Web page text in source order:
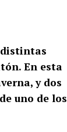
En esta
y dos
uno de los